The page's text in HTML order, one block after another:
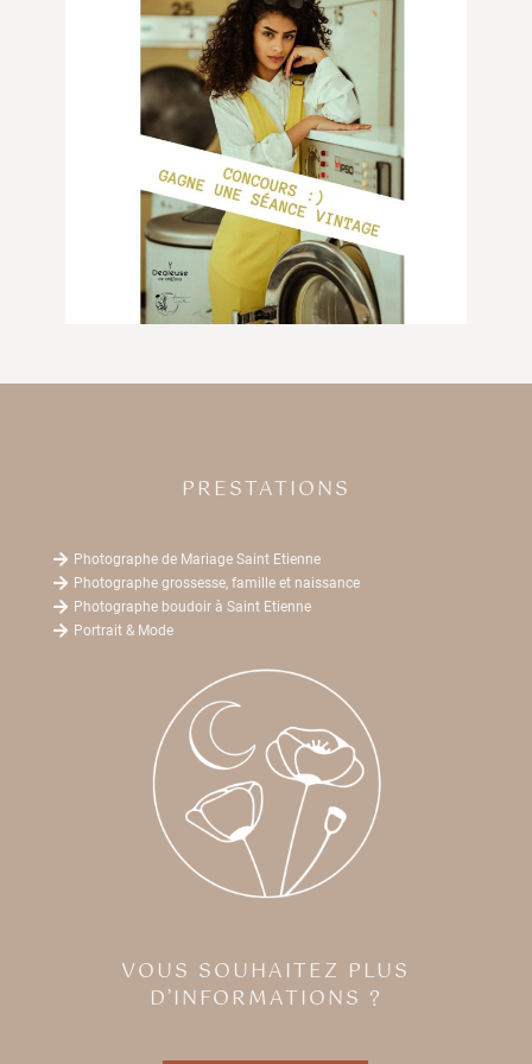
PRESTATIONS
 Photographe de Mariage Saint Etienne
 Photographe grossesse, famille et naissance
 Photographe boudoir à Saint Etienne
 Portrait & Mode
VOUS SOUHAITEZ PLUS
D’INFORMATIONS ?